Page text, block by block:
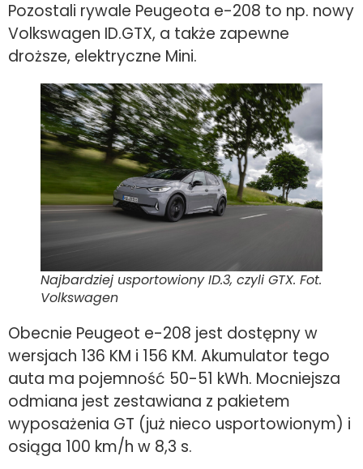
Pozostali rywale Peugeota e-208 to np. nowy
Volkswagen ID.GTX, a także zapewne
droższe, elektryczne Mini.
Najbardziej usportowiony ID.3, czyli GTX. Fot.
Volkswagen
Obecnie Peugeot e-208 jest dostępny w
wersjach 136 KM i 156 KM. Akumulator tego
auta ma pojemność 50-51 kWh. Mocniejsza
odmiana jest zestawiana z pakietem
wyposażenia GT (już nieco usportowionym) i
osiąga 100 km/h w 8,3 s.